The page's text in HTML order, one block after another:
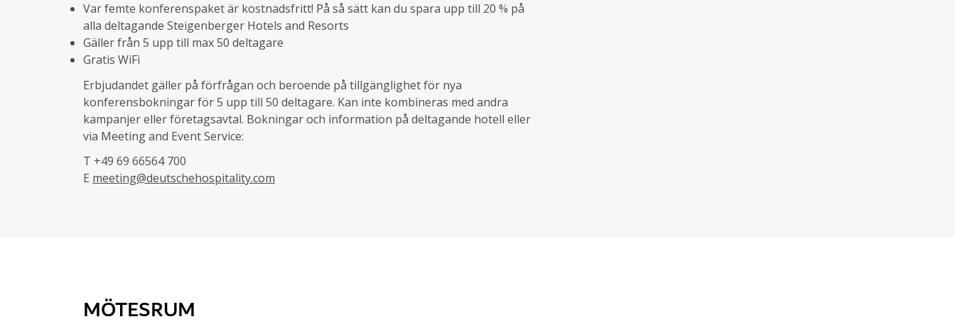
Var femte konferenspaket är kostnadsfritt! På så sätt kan du spara upp till 20 % på
alla deltagande Steigenberger Hotels and Resorts
Gäller från 5 upp till max 50 deltagare
Gratis WiFi
Erbjudandet gäller på förfrågan och beroende på tillgänglighet för nya
konferensbokningar för 5 upp till 50 deltagare. Kan inte kombineras med andra
kampanjer eller företagsavtal. Bokningar och information på deltagande hotell eller
via Meeting and Event Service:
T +49 69 66564 700
E meeting@deutschehospitality.com
MÖTESRUM